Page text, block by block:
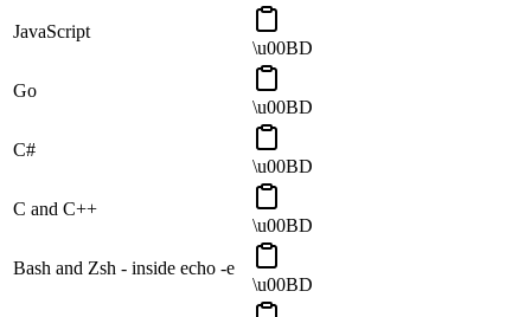
JavaScript
\u00BD
Go
\u00BD
C#
\u00BD
C and C++
\u00BD
Bash and Zsh - inside echo -e
\u00BD